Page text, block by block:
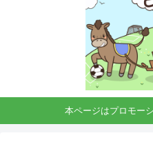
本ページはプロモー